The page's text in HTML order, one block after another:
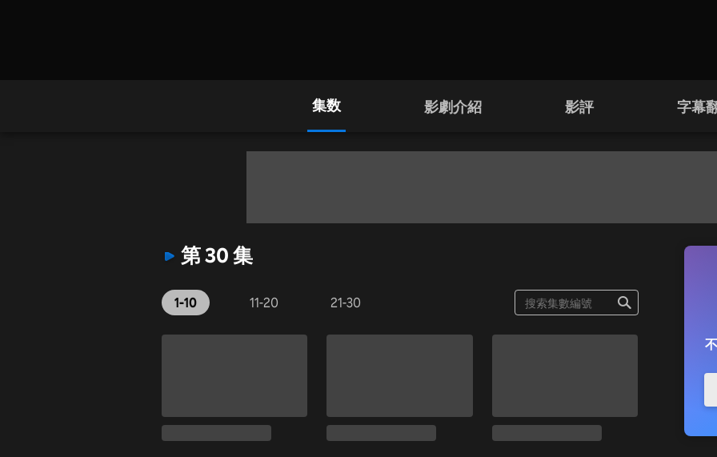
集数 影劇介紹 影評 字幕
第 30 集
1-10 11-20 21-30